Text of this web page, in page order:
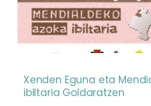
Xenden Eguna eta
ibiltaria Goldaratzen